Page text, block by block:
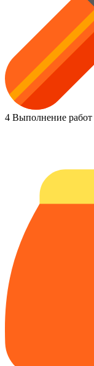
4 Выполнение работ